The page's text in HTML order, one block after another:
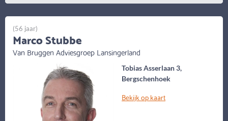
Tobias Asserlaan 3,
Bergschenhoek
Bekijk op kaart
(56 jaar)
Marco Stubbe
Van Bruggen Adviesgroep Lansingerland